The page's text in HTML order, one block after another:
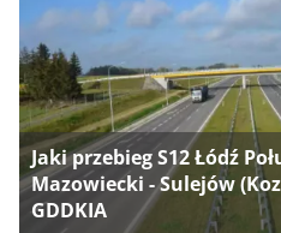
Jaki przebieg S12 Łódź
Mazowiecki - Sulejów
GDDKIA